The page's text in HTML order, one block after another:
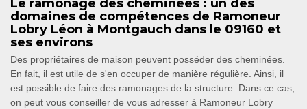
Le ramonage des cheminées : un des
domaines de compétences de Ramoneur
Lobry Léon à Montgauch dans le 09160 et
ses environs
Des propriétaires de maison peuvent posséder des cheminées.
En fait, il est utile de s'en occuper de manière régulière. Ainsi, il
est possible de faire des ramonages de la structure. Dans ce cas,
on peut vous conseiller de vous adresser à Ramoneur Lobry